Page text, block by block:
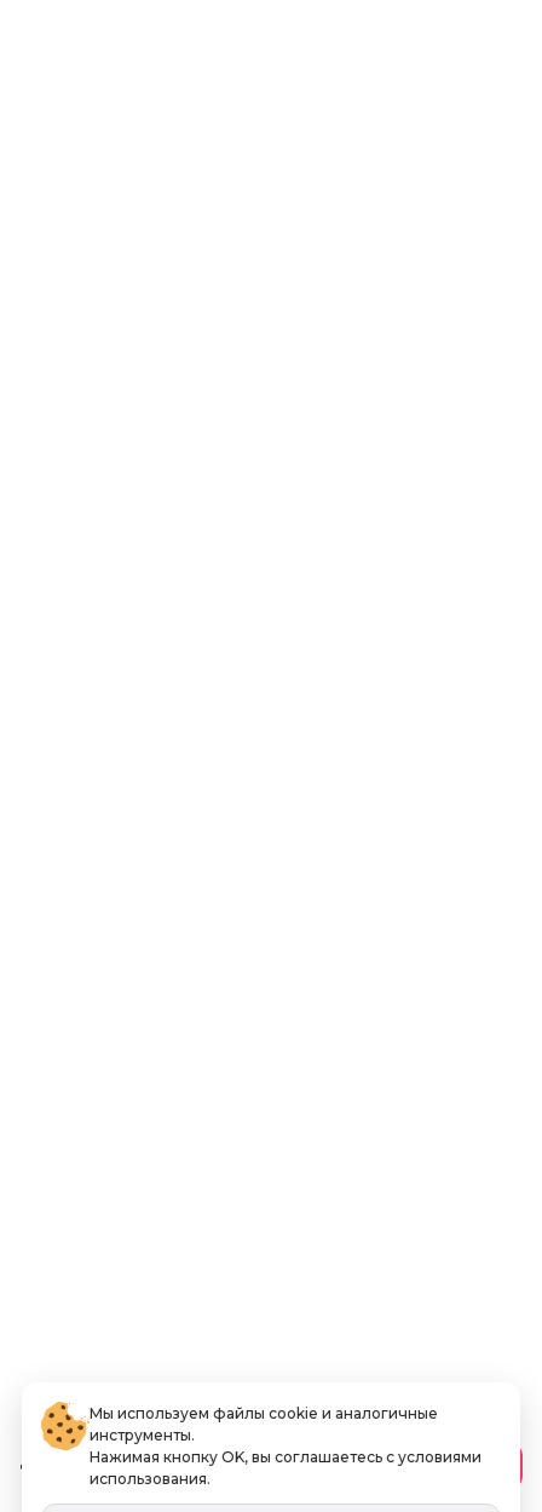
130 .00 AED В корзину
Включая НДС
Мы используем файлы cookie и аналогичные
инструменты.
Нажимая кнопку OK, вы соглашаетесь с условиями
использования.